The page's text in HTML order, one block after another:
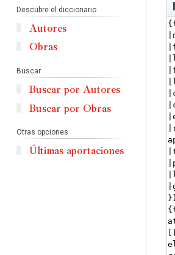
Descubre el diccionario
Autores
Obras
Buscar
Buscar por Autores
Buscar por Obras
Otras opciones
Últimas aportaciones